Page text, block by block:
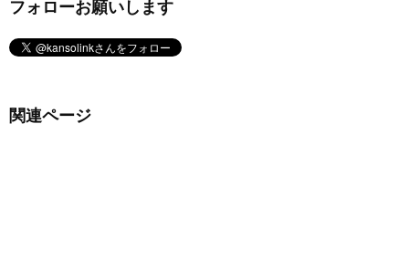
フォローお願いします
関連ページ